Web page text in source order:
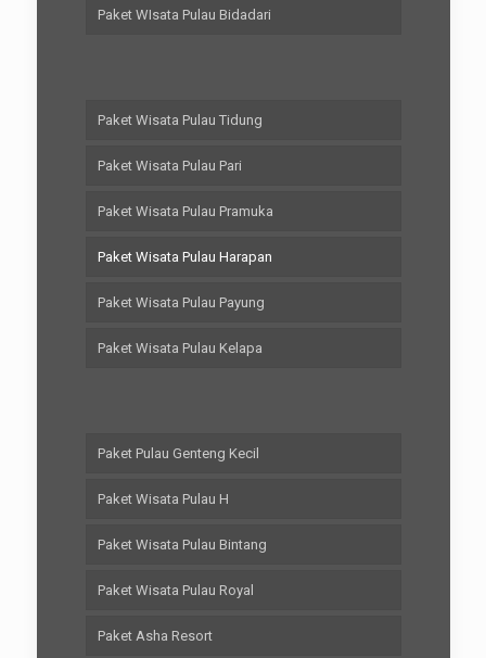
Paket WIsata Pulau Bidadari
Paket Wisata Pulau Tidung
Paket Wisata Pulau Pari
Paket Wisata Pulau Pramuka
Paket Wisata Pulau Harapan
Paket Wisata Pulau Payung
Paket Wisata Pulau Kelapa
Paket Pulau Genteng Kecil
Paket Wisata Pulau H
Paket Wisata Pulau Bintang
Paket Wisata Pulau Royal
Paket Asha Resort